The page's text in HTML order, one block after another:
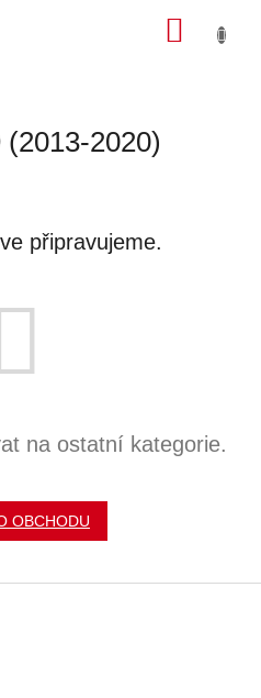
2020)
připravujeme.
na ostatní kategorie.
OBCHODU